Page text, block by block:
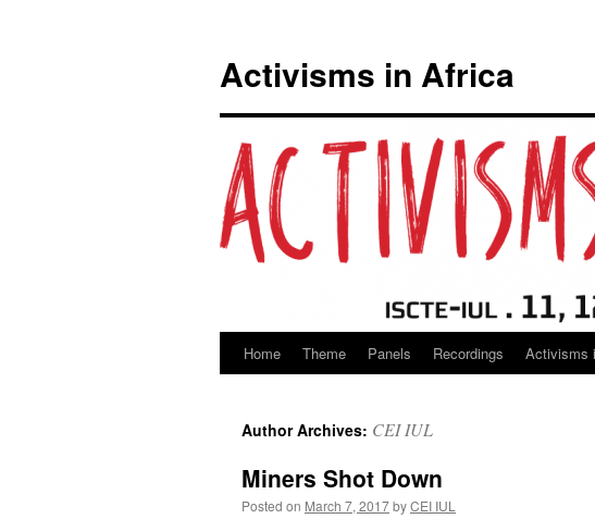
Activisms in Africa
Skip
content
Home Theme Panels Recordings Activisms
Author Archives: CEI IUL
Miners Shot Down
Posted on March 7, 2017byCEI IUL